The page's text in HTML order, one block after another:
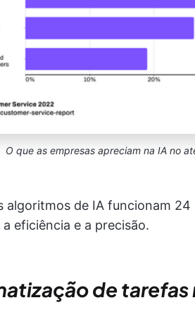
O que as empresas apreciam na IA no
algoritmos de IA funcionam
eficiência e a precisão.
de